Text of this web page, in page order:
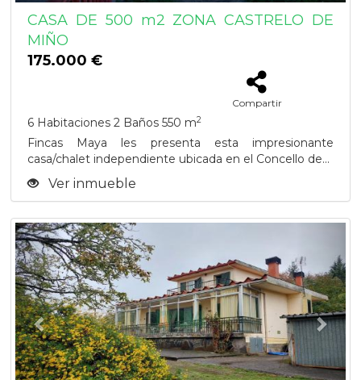
CASA DE 500 m2 ZONA CASTRELO DE
MIÑO
175.000 €
Compartir
6 Habitaciones 2 Baños 550 m2
Fincas Maya les presenta esta impresionante
casa/chalet independiente ubicada en el Concello de...
Ver inmueble
Previous